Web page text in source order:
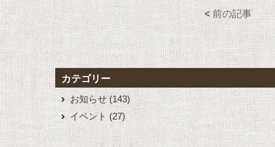
< 前の記事
カテゴリー
お知らせ(143)
イベント (27)